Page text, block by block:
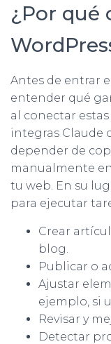
¿Por qué
Antes de entrar
entender qué
al conectar
integras Claude
depender de
manualmente
tu web. En su
para ejecutar
Crear
blog.
Publicar o
Ajustar
ejemplo, si
Revisar y
Detectar